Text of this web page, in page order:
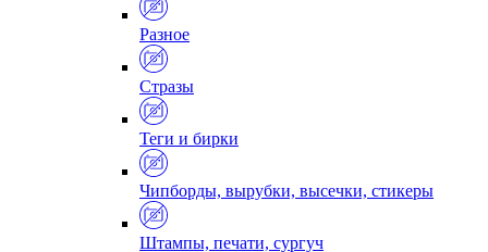
Разное
Стразы
Теги и бирки
Чипборды, вырубки, высечки, стикеры
Штампы, печати, сургуч